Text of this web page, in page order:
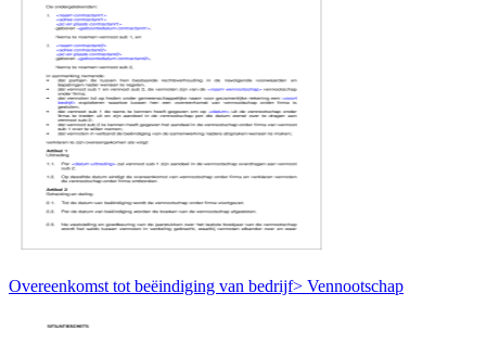
Overeenkomst tot beëindiging van bedrijf> Vennootschap